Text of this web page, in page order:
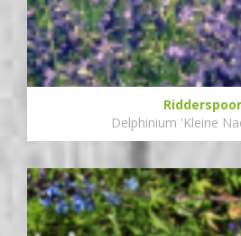
Ridderspoor
Delphinium 'Kleine